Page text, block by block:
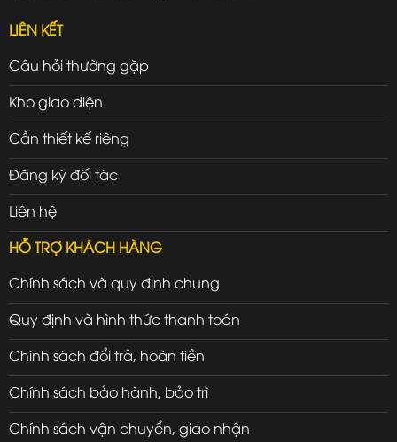
LIÊN KẾT
Câu hỏi thường gặp
Kho giao diện
Cần thiết kế riêng
Đăng ký đối tác
Liên hệ
HỖ TRỢ KHÁCH HÀNG
Chính sách và quy định chung
Quy định và hình thức thanh toán
Chính sách đổi trả, hoàn tiền
Chính sách bảo hành, bảo trì
Chính sách vận chuyển, giao nhận